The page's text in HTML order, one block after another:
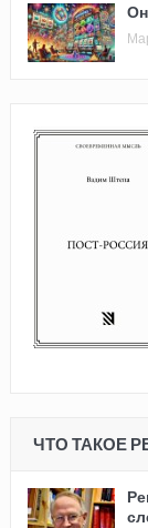
ЧТО ТАКОЕ